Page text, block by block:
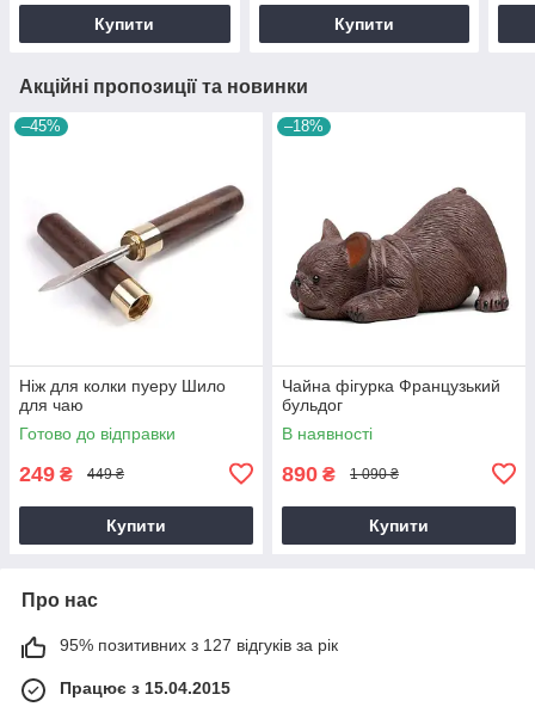
Купити Купити
Акційні пропозиції та новинки
–45%
Ніж для колки пуеру Шило
для чаю
Готово до відправки
249 ₴ 449 ₴
Купити
–18%
Чайна фігурка Французький
бульдог
В наявності
890 ₴ 1 090 ₴
Купити
Про нас
95% позитивних з 127 відгуків за рік
Працює з 15.04.2015